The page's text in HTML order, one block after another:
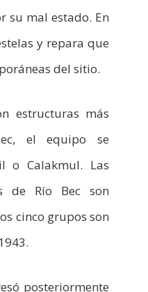
su mal estado. En
y repara que
del sitio.
estructuras más
el equipo se
o Calakmul. Las
de Río Bec son
cinco grupos son
posteriormente